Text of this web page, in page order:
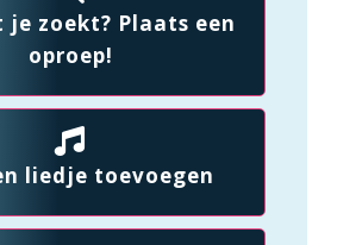
zoekt? Plaats een
oproep!
liedje toevoegen